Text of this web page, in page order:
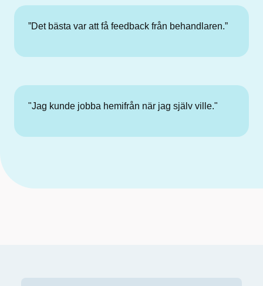
”Det bästa var att få feedback från behandlaren.”
"Jag kunde jobba hemifrån när jag själv ville."